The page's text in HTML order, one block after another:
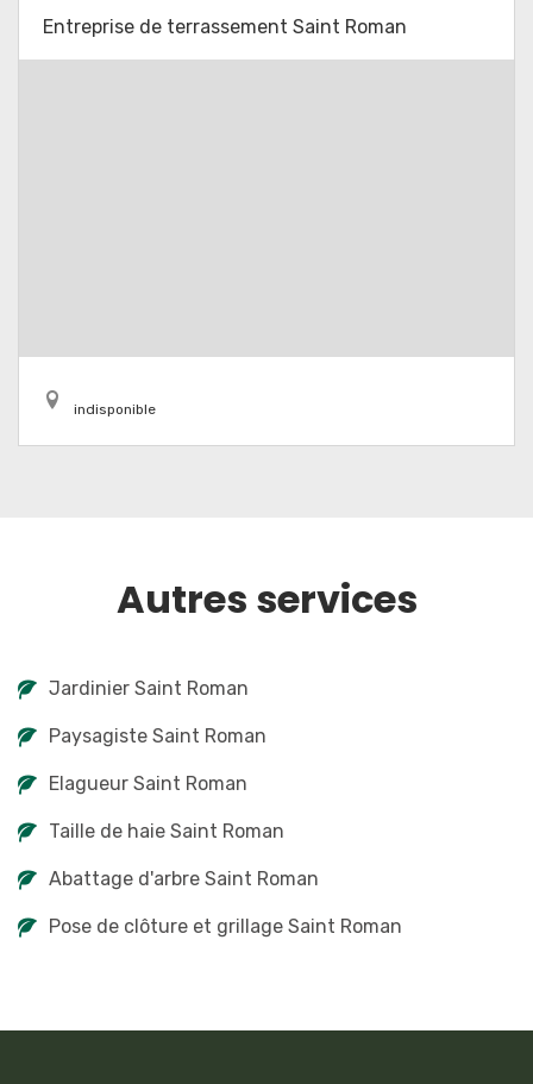
Entreprise de terrassement Saint Roman
indisponible
Autres services
Jardinier Saint Roman
Paysagiste Saint Roman
Elagueur Saint Roman
Taille de haie Saint Roman
Abattage d'arbre Saint Roman
Pose de clôture et grillage Saint Roman